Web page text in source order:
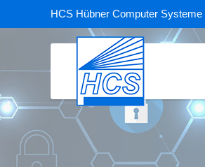
HCS Hübner Computer